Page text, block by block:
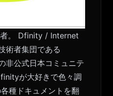
。 Dfinity / Internet
術者集団である
非公式日本コミュニテ
が大好きで色々調
種ドキュメントを翻